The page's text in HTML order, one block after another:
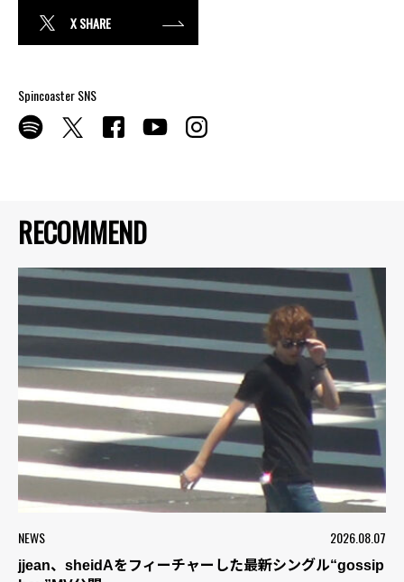
RECOMMEND
NEWS 2026.08.07
jjean、sheidAをフィーチャーした最新シングル“gossip
X SHARE
Spincoaster SNS